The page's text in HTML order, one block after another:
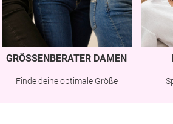
GRÖSSENBERATER DAMEN
Finde deine optimale Größe